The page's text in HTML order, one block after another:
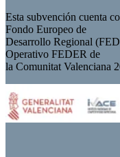
Esta subvención cuenta
Fondo Europeo de
Desarrollo Regional
Operativo FEDER de
la Comunitat Valenciana